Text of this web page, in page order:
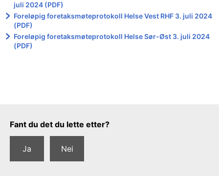
juli 2024 (PDF)
Foreløpig foretaksmøteprotokoll Helse Vest RHF 3. juli 2024
(PDF)
Foreløpig foretaksmøteprotokoll Helse Sør-Øst 3. juli 2024
(PDF)
Tilbakemeldingsskjema
Fant du det du lette etter?
Ja Nei